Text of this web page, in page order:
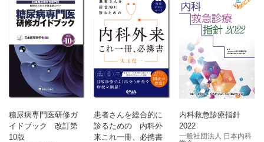
中心に
はじめに
ANCAの病原性（臨床的根拠）とエピトープ解析
ANCAの病原性に関する動物モデル
動物モデルから新規治療薬の開発
AAVにおける疾患活動性・再燃予測マーカー
おわりに
はじめに
免疫細胞動態異常の概要
糖尿病専門医研修ガ
イドブック 改訂第
10版
患者さんを総合的に
診るための 内科外
来これ一冊、必携書
内科救急診療指針
2022
一般社団法人 日本内科